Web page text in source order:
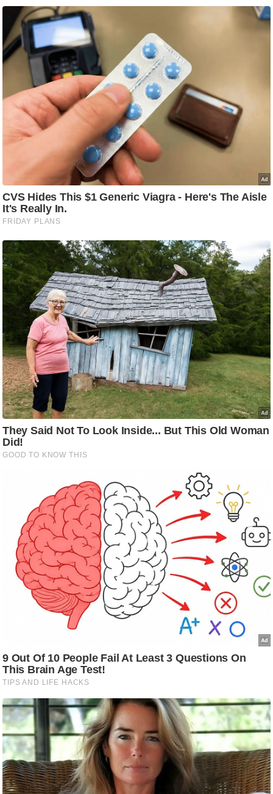
फै
श
न
रे
लू
स्खे
र्य
ट
न
स्थ
ल
फि
ट
ने
स
त्रा
रि
ले
श
न
शि
प
रा
श्ले
ष
ण
क
मा
तृ
भू
मि
स्तं
भ
ए